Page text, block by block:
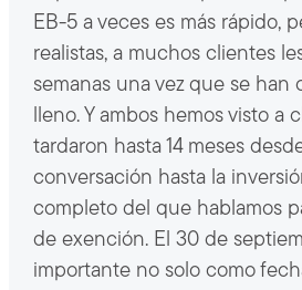
EB-5 a veces es más rápido,
realistas, a muchos clientes
semanas una vez que se han
lleno. Y ambos hemos visto a
tardaron hasta 14 meses
conversación hasta la
completo del que hablamos
de exención. El 30 de
importante no solo como